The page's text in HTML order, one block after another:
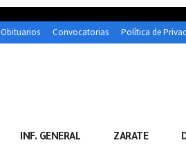
Obituarios Convocatorias Política de
INF. GENERAL ZARATE